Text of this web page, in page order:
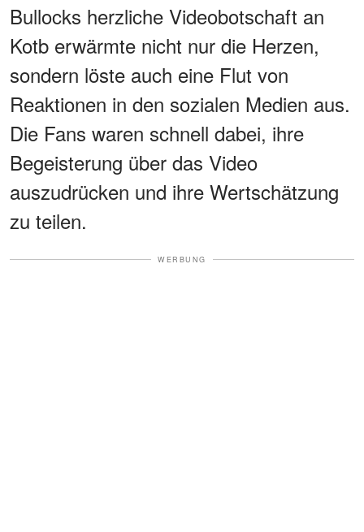
Bullocks herzliche Videobotschaft an
Kotb erwärmte nicht nur die Herzen,
sondern löste auch eine Flut von
Reaktionen in den sozialen Medien aus.
Die Fans waren schnell dabei, ihre
Begeisterung über das Video
auszudrücken und ihre Wertschätzung
zu teilen.
WERBUNG